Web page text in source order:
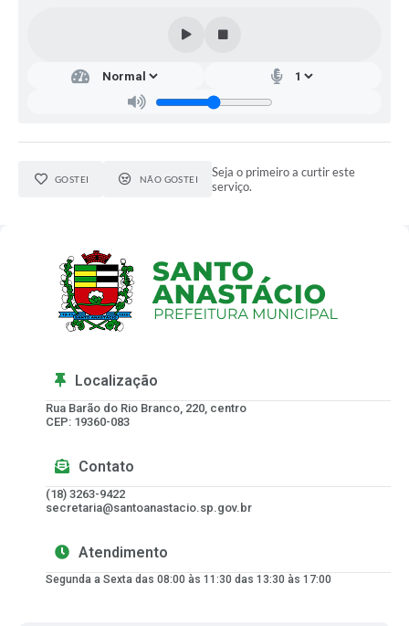
GOSTEI NÃO GOSTEI
Seja o primeiro a curtir este
serviço.
Localização
Rua Barão do Rio Branco, 220, centro
CEP: 19360-083
Contato
(18) 3263-9422
secretaria@santoanastacio.sp.gov.br
Atendimento
Segunda a Sexta das 08:00 às 11:30 das 13:30 às 17:00